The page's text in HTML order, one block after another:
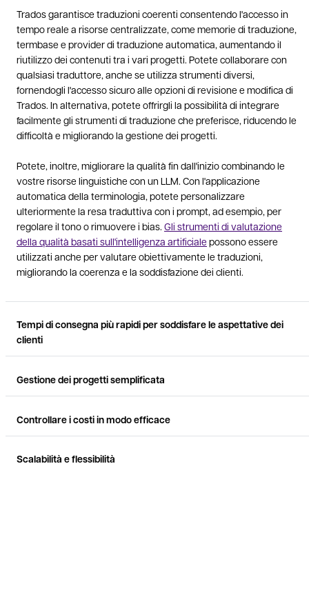
Trados garantisce traduzioni coerenti consentendo l'accesso in
tempo reale a risorse centralizzate, come memorie di traduzione,
termbase e provider di traduzione automatica, aumentando il
riutilizzo dei contenuti tra i vari progetti. Potete collaborare con
qualsiasi traduttore, anche se utilizza strumenti diversi,
fornendogli l'accesso sicuro alle opzioni di revisione e modifica di
Trados. In alternativa, potete offrirgli la possibilità di integrare
facilmente gli strumenti di traduzione che preferisce, riducendo le
difficoltà e migliorando la gestione dei progetti.
Potete, inoltre, migliorare la qualità fin dall'inizio combinando le
vostre risorse linguistiche con un LLM. Con l'applicazione
automatica della terminologia, potete personalizzare
ulteriormente la resa traduttiva con i prompt, ad esempio, per
regolare il tono o rimuovere i bias. Gli strumenti di valutazione
della qualità basati sull'intelligenza artificiale possono essere
utilizzati anche per valutare obiettivamente le traduzioni,
migliorando la coerenza e la soddisfazione dei clienti.
Tempi di consegna più rapidi per soddisfare le aspettative dei
clienti
Gestione dei progetti semplificata
Controllare i costi in modo efficace
Scalabilità e flessibilità